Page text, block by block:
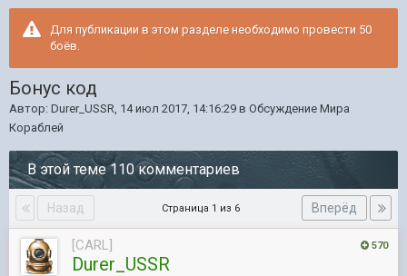
Для публикации в этом разделе необходимо провести 50
боёв.
Бонус код
Автор: Durer_USSR, 14 июл 2017, 14:16:29 в Обсуждение Мира
Кораблей
В этой теме 110 комментариев
Назад Вперёд
Страница 1 из 6
570
[CARL]
Durer_USSR